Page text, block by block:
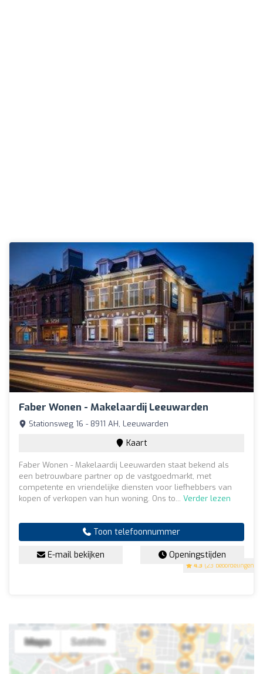
Faber Wonen - Makelaardij Leeuwarden
4.3 (23 beoordelingen)
Stationsweg 16 - 8911 AH, Leeuwarden
Kaart
Faber Wonen - Makelaardij Leeuwarden staat bekend als
een betrouwbare partner op de vastgoedmarkt, met
competente en vriendelijke diensten voor liefhebbers van
kopen of verkopen van hun woning. Ons to... Verder lezen
Toon telefoonnummer
E-mail bekijken Openingstijden